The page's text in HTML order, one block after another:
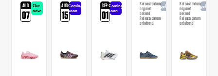
AUG
07
Out
now
AUG
15
Coming
soon
SEP
01
Coming
soon
Releasedatum
nog niet
bekend
Releasedatum
onbekend
AangekondigdReleasedatum
nog niet
bekend
Releasedatum
onbekend